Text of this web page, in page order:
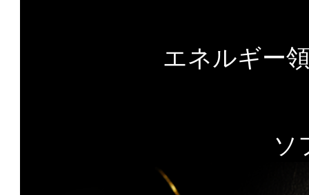
エネルギー
ソ